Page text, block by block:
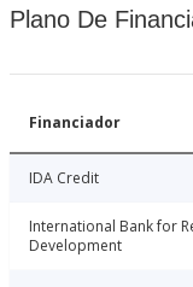
Plano De
Financiador
IDA Credit
International Bank for
Development